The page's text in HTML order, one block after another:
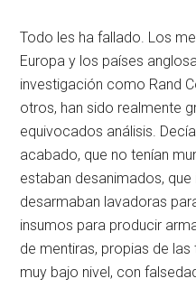
Todo les ha fallado. Los
Europa y los países
investigación como Rand
otros, han sido realmente
equivocados análisis.
acabado, que no tenían
estaban desanimados,
desarmaban lavadoras
insumos para producir
de mentiras, propias de
muy bajo nivel, con